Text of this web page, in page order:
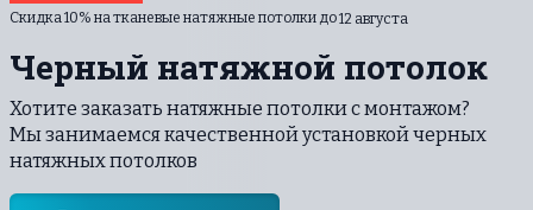
Скидка 10% на тканевые натяжные потолки до12 августа
Черный натяжной потолок
Хотите заказать натяжные потолки с монтажом?
Мы занимаемся качественной установкой черных
натяжных потолков